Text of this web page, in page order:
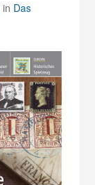
in Das